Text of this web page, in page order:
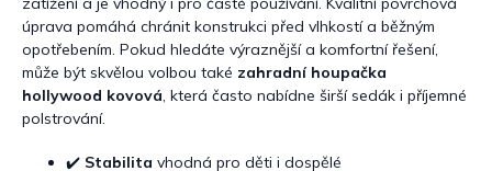
ý
p
i
s
u
úprava pomáhá chránit konstrukci před vlhkostí a běžným
opotřebením. Pokud hledáte výraznější a komfortní řešení,
může být skvělou volbou také zahradní houpačka
hollywood kovová, která často nabídne širší sedák i příjemné
polstrování.
✔️ Stabilita vhodná pro děti i dospělé